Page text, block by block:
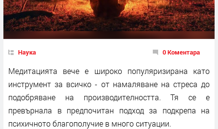
Наука 0 Коментара
Медитацията вече е широко популяризирана като
инструмент за всичко - от намаляване на стреса до
подобряване на производителността. Тя се е
превърнала в предпочитан подход за подкрепа на
психичното благополучие в много ситуации.